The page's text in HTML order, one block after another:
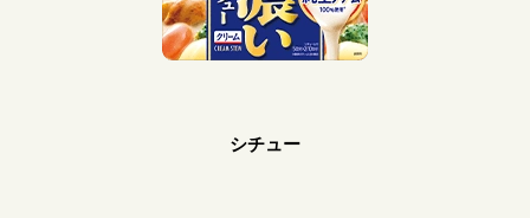
シチュー